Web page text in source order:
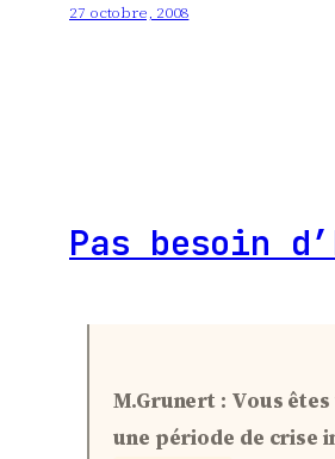
27 octobre, 2008
Pas besoin
M.Grunert : Vous
une période de crise